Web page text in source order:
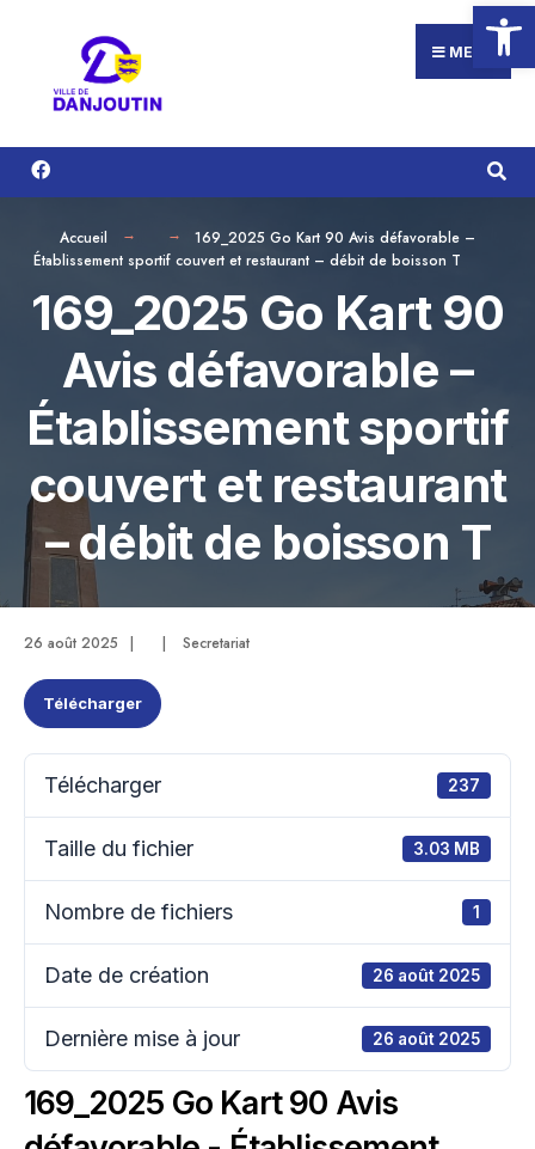
Ouvrir
contenu
MENU
Accueil
169_2025 Go Kart 90 Avis défavorable –
Établissement sportif couvert et restaurant – débit de boisson T
169_2025 Go Kart 90
Avis défavorable –
Établissement sportif
couvert et restaurant
– débit de boisson T
26 août 2025 | | Secretariat
Télécharger
Télécharger 237
Taille du fichier 3.03 MB
Nombre de fichiers 1
Date de création 26 août 2025
Dernière mise à jour 26 août 2025
169_2025 Go Kart 90 Avis
for: